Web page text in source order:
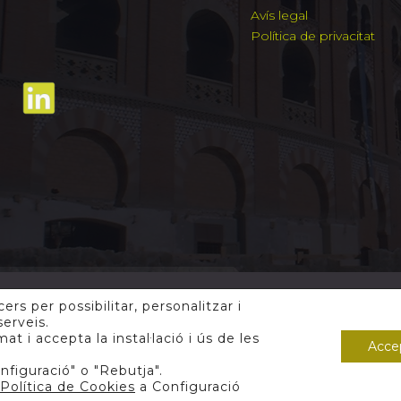
Avís legal
Política de privacitat
Contracta.
per possibilitar, personalitzar i
i accepta la instal·lació i ús de les
o "Rebutja".
Política de Cookies a Configuració